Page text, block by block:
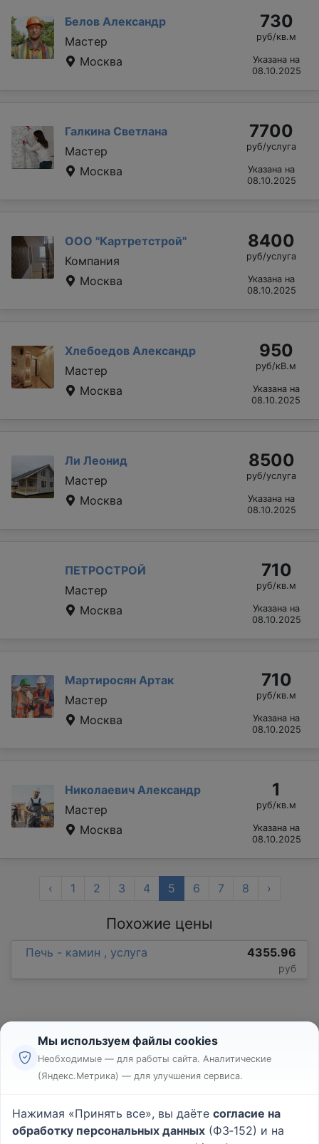
Белов Александр
Мастер
Москва
730
руб/кв.м
Указана на
08.10.2025
Галкина Светлана
Мастер
Москва
7700
руб/услуга
Указана на
08.10.2025
ООО "Картретстрой"
Компания
Москва
8400
руб/услуга
Указана на
08.10.2025
Хлебоедов Александр
Мастер
Москва
950
руб/кВ.м
Указана на
08.10.2025
Ли Леонид
Мастер
Москва
8500
руб/услуга
Указана на
08.10.2025
ПЕТРОСТРОЙ
Мастер
Москва
710
руб/кв.м
Указана на
08.10.2025
Мартиросян Артак
Мастер
Москва
710
руб/кв.м
Указана на
08.10.2025
Николаевич Александр
Мастер
Москва
1
руб/кв.м
Указана на
08.10.2025
‹ 1 2 3 4 5 6 7 8 ›
Похожие цены
Печь - камин , услуга 4355.96
руб
Реклама
Пользовательское соглашение
Политика конфиденциальности
Мы используем файлы cookies
Необходимые — для работы сайта. Аналитические
(Яндекс.Метрика) — для улучшения сервиса.
Нажимая «Принять все», вы даёте согласие на
обработку персональных данных (ФЗ‑152) и на